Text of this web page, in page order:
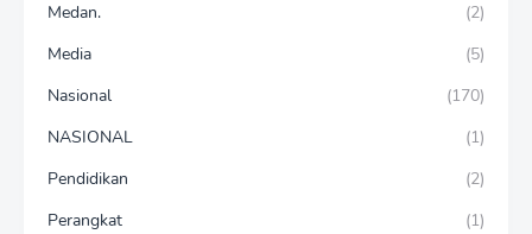
Medan.
(2)
Media
(5)
Nasional
(170)
NASIONAL
(1)
Pendidikan
(2)
Perangkat
(1)